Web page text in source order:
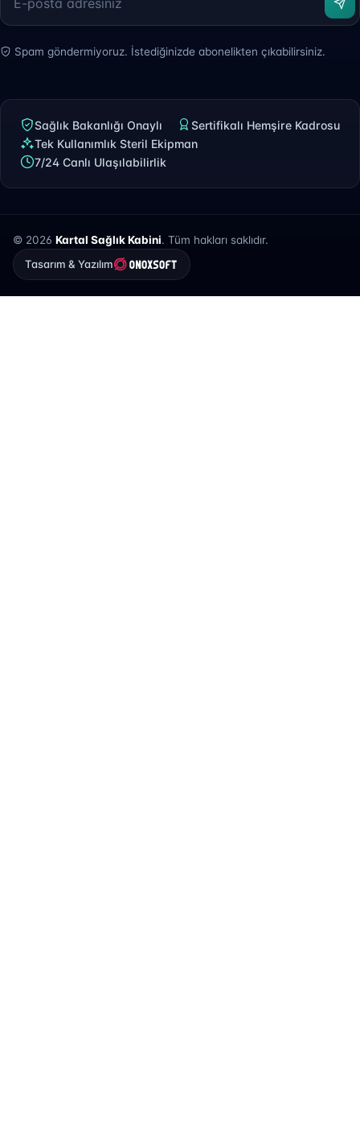
Spam göndermiyoruz. İstediğinizde abonelikten çıkabilirsiniz.
Sağlık Bakanlığı Onaylı
Sertifikalı Hemşire Kadrosu
Tek Kullanımlık Steril Ekipman
7/24 Canlı Ulaşılabilirlik
© 2026 Kartal Sağlık Kabini. Tüm hakları saklıdır.
Tasarım & Yazılım